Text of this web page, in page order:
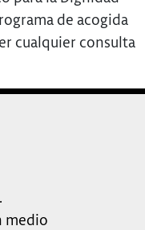
de acogida
cualquier consulta
medio